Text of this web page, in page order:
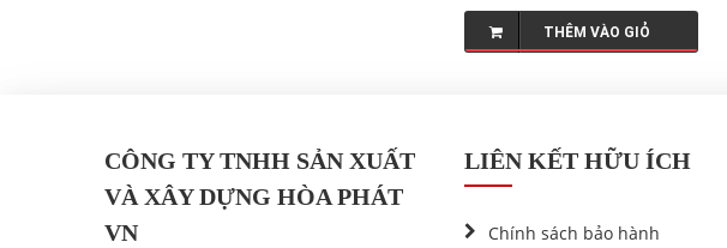
THÊM VÀO GIỎ
CÔNG TY TNHH SẢN XUẤT
VÀ XÂY DỰNG HÒA PHÁT
VN
LIÊN KẾT HỮU ÍCH
Chính sách bảo hành